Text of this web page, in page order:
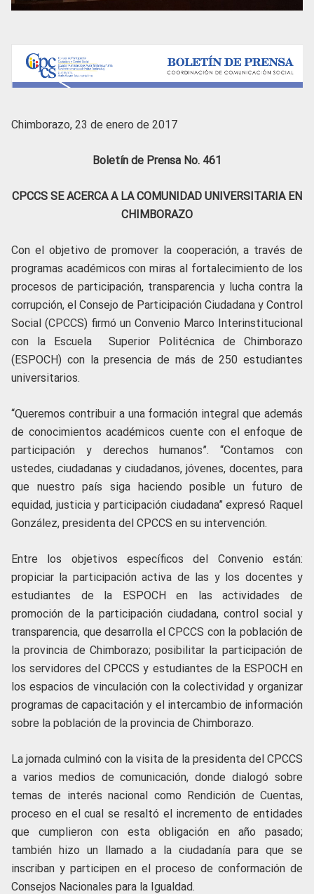
Chimborazo, 23 de enero de 2017
Boletín de Prensa No. 461
CPCCS SE ACERCA A LA COMUNIDAD UNIVERSITARIA EN
CHIMBORAZO
Con el objetivo de promover la cooperación, a través de
programas académicos con miras al fortalecimiento de los
procesos de participación, transparencia y lucha contra la
corrupción, el Consejo de Participación Ciudadana y Control
Social (CPCCS) firmó un Convenio Marco Interinstitucional
con la Escuela Superior Politécnica de Chimborazo
(ESPOCH) con la presencia de más de 250 estudiantes
universitarios.
“Queremos contribuir a una formación integral que además
de conocimientos académicos cuente con el enfoque de
participación y derechos humanos”. “Contamos con
ustedes, ciudadanas y ciudadanos, jóvenes, docentes, para
que nuestro país siga haciendo posible un futuro de
equidad, justicia y participación ciudadana” expresó Raquel
González, presidenta del CPCCS en su intervención.
Entre los objetivos específicos del Convenio están:
propiciar la participación activa de las y los docentes y
estudiantes de la ESPOCH en las actividades de
promoción de la participación ciudadana, control social y
transparencia, que desarrolla el CPCCS con la población de
la provincia de Chimborazo; posibilitar la participación de
los servidores del CPCCS y estudiantes de la ESPOCH en
los espacios de vinculación con la colectividad y organizar
programas de capacitación y el intercambio de información
sobre la población de la provincia de Chimborazo.
La jornada culminó con la visita de la presidenta del CPCCS
a varios medios de comunicación, donde dialogó sobre
temas de interés nacional como Rendición de Cuentas,
proceso en el cual se resaltó el incremento de entidades
que cumplieron con esta obligación en año pasado;
también hizo un llamado a la ciudadanía para que se
inscriban y participen en el proceso de conformación de
Consejos Nacionales para la Igualdad.